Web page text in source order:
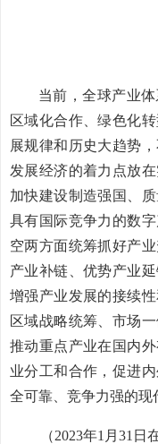
当前，全球产业
区域化合作、绿色化
展规律和历史大趋势
发展经济的着力点放
加快建设制造强国、
具有国际竞争力的数
空两方面统筹抓好产
产业补链、优势产业
增强产业发展的接续
区域战略统筹、市场
推动重点产业在国内
业分工和合作，促进
全可靠、竞争力强的现
（2023年1月31